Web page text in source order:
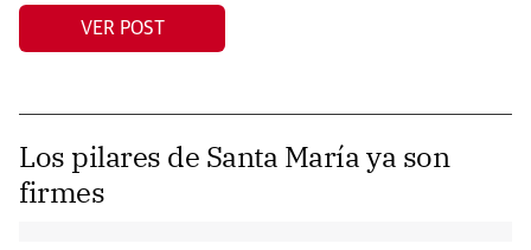
VER POST
Los pilares de Santa María ya son
firmes